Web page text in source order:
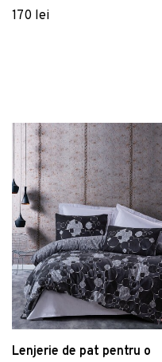
Primacasa by Türkiz,
170 lei
Lenjerie de pat pentru o